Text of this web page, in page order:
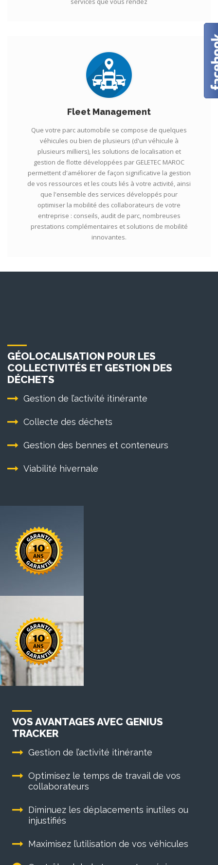
Fleet Management
Que votre parc automobile se compose de quelques
véhicules ou bien de plusieurs (d'un véhicule à
plusieurs milliers), les solutions de localisation et
gestion de flotte développées par GELETEC MAROC
permettent d'améliorer de façon significative la gestion
de vos ressources et les couts liés à votre activité, ainsi
que l'ensemble des services développés pour
optimiser la mobilité des collaborateurs de votre
entreprise : conseils, audit de parc, nombreuses
prestations complémentaires et solutions de mobilité
innovantes.
GÉOLOCALISATION POUR LES
COLLECTIVITÉS ET GESTION DES
DÉCHETS
Gestion de l’activité itinérante
Collecte des déchets
Gestion des bennes et conteneurs
Viabilité hivernale
VOS AVANTAGES AVEC GENIUS
TRACKER
Gestion de l’activité itinérante
Optimisez le temps de travail de vos
collaborateurs
Diminuez les déplacements inutiles ou
injustifiés
Maximisez l’utilisation de vos véhicules